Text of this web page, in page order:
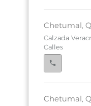
Chetumal,
Calzada
Calles
Chetumal,